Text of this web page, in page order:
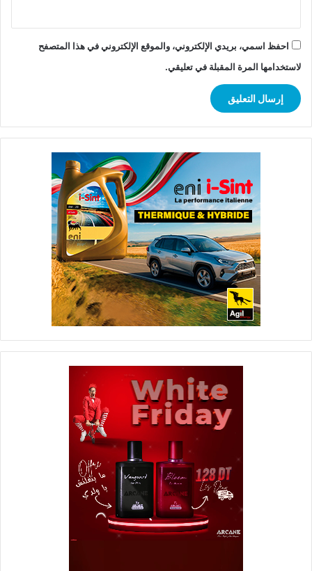
احفظ اسمي، بريدي الإلكتروني، والموقع الإلكتروني في هذا المتصفح
لاستخدامها المرة المقبلة في تعليقي.